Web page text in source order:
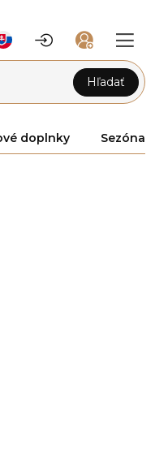
Hľadať
doplnky Sezóna